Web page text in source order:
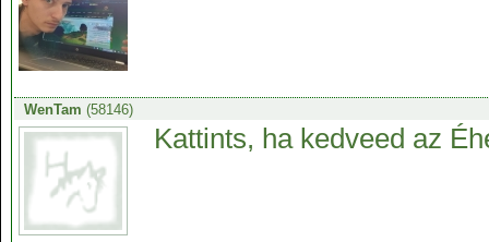
WenTam (58146)
Kattints, ha kedveed az